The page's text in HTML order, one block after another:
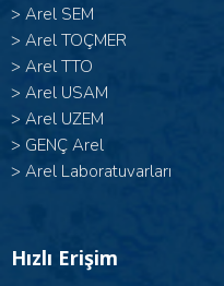
> Arel SEM
> Arel TOÇMER
> Arel TTO
> Arel USAM
> Arel UZEM
> GENÇ Arel
> Arel Laboratuvarları
Hızlı Erişim